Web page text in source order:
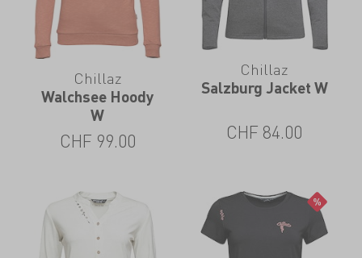
Chillaz
Walchsee Hoody
W
CHF 99.00
Chillaz
Salzburg Jacket W
CHF 84.00